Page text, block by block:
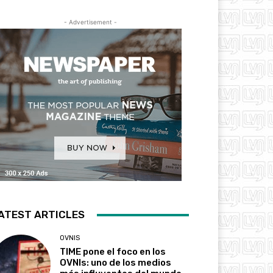
- Advertisement -
ARTICLES
OVNIS
TIME pone el foco en los
OVNIs: uno de los medios